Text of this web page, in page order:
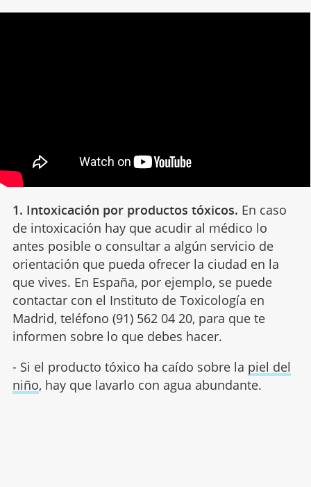
1. Intoxicación por productos tóxicos. En caso
de intoxicación hay que acudir al médico lo
antes posible o consultar a algún servicio de
orientación que pueda ofrecer la ciudad en la
que vives. En España, por ejemplo, se puede
contactar con el Instituto de Toxicología en
Madrid, teléfono (91) 562 04 20, para que te
informen sobre lo que debes hacer.
- Si el producto tóxico ha caído sobre la piel del
niño, hay que lavarlo con agua abundante.